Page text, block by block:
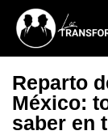
Reparto
México:
saber en